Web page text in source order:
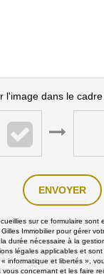
l'image dans le
ENVOYER
sur ce formulaire sont
Immobilier pour gérer
durée nécessaire à la
légales applicables et
informatique et libertés »,
concernant et les faire